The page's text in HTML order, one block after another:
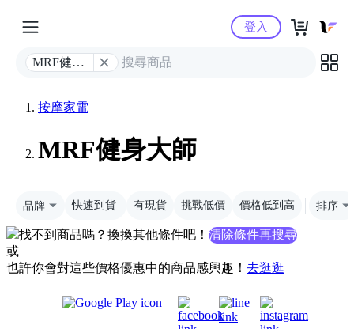
Yahoo購物中心
MRF健身
登入
按摩家電
MRF健身大師
品牌 快速到貨 有現貨 挑戰低價 價格低到高 排序
找不到商品嗎？換換其他條件吧！ 清除條件再搜尋
或
也許你會對這些價格優惠中的商品感興趣！ 去逛逛